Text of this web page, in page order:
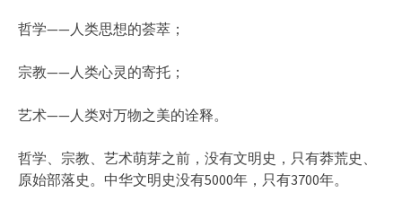
哲学——人类思想的荟萃；
宗教——人类心灵的寄托；
艺术——人类对万物之美的诠释。
哲学、宗教、艺术萌芽之前，没有文明史，只有莽荒史、
原始部落史。中华文明史没有5000年，只有3700年。